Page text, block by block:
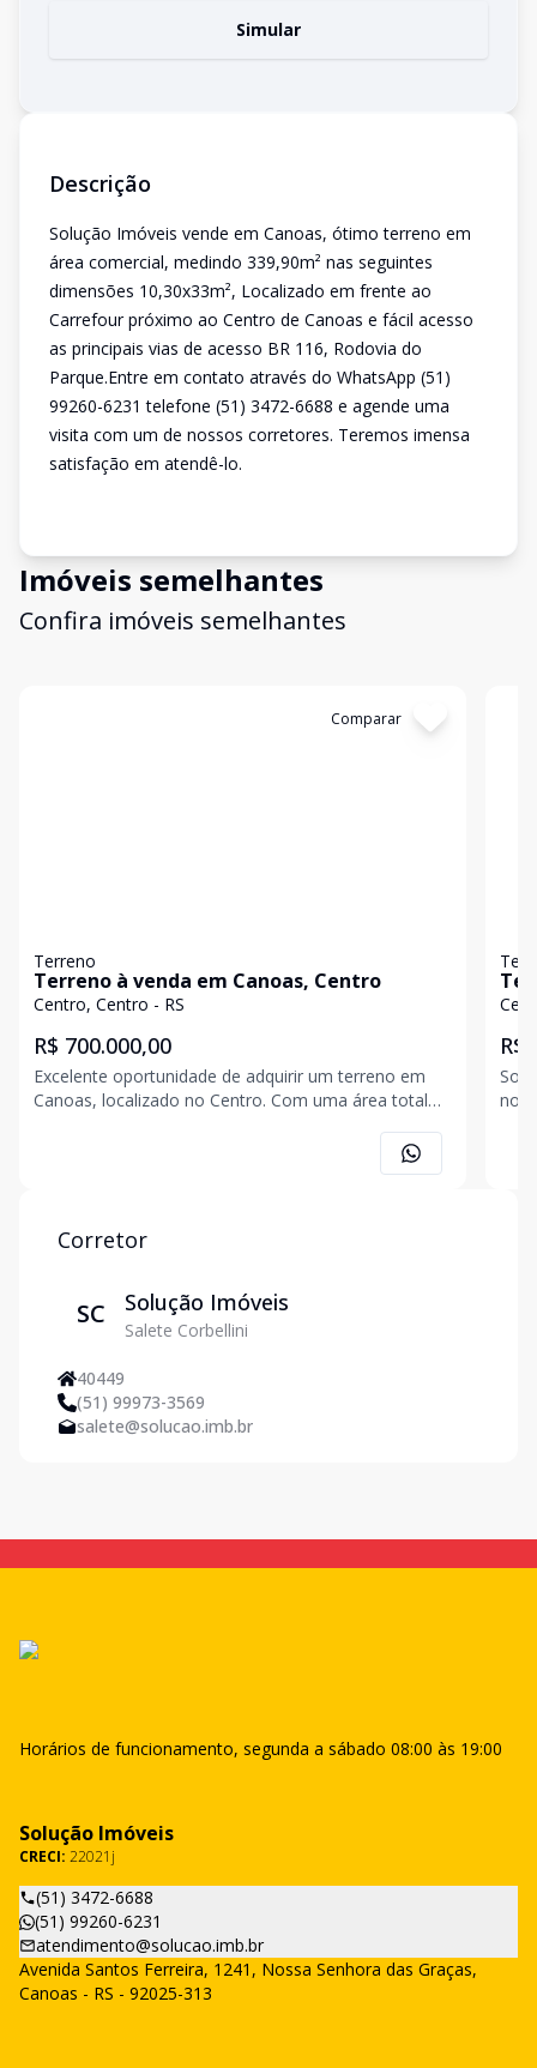
Simular
Descrição
Solução Imóveis vende em Canoas, ótimo terreno em
área comercial, medindo 339,90m² nas seguintes
dimensões 10,30x33m², Localizado em frente ao
Carrefour próximo ao Centro de Canoas e fácil acesso
as principais vias de acesso BR 116, Rodovia do
Parque.Entre em contato através do WhatsApp (51)
99260-6231 telefone (51) 3472-6688 e agende uma
visita com um de nossos corretores. Teremos imensa
satisfação em atendê-lo.
Imóveis semelhantes
Confira imóveis semelhantes
Comparar
Terreno
Terreno à venda em Canoas, Centro
Centro, Centro - RS
R$ 700.000,00
Excelente oportunidade de adquirir um terreno em
Canoas, localizado no Centro. Com uma área total
seu projeto dos sonhos. Aproveite essa chance de
investir em uma localização estratégica na cidade!
R$
no
Corretor
SC Solução Imóveis
Salete Corbellini
40449
(51) 99973-3569
salete@solucao.imb.br
Horários de funcionamento, segunda a sábado 08:00 às 19:00
Solução Imóveis
CRECI: 22021j
(51) 3472-6688
(51) 99260-6231
atendimento@solucao.imb.br
Avenida Santos Ferreira, 1241, Nossa Senhora das Graças,
Canoas - RS - 92025-313